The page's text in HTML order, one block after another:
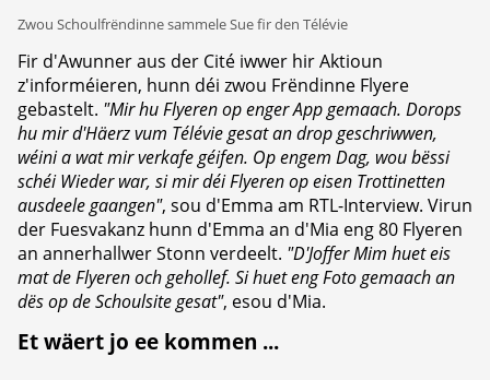
Zwou Schoulfrëndinne sammele Sue fir den Télévie
Fir d'Awunner aus der Cité iwwer hir Aktioun
z'informéieren, hunn déi zwou Frëndinne Flyere
gebastelt. "Mir hu Flyeren op enger App gemaach. Dorops
hu mir d'Häerz vum Télévie gesat an drop geschriwwen,
wéini a wat mir verkafe géifen. Op engem Dag, wou bëssi
schéi Wieder war, si mir déi Flyeren op eisen Trottinetten
ausdeele gaangen", sou d'Emma am RTL-Interview. Virun
der Fuesvakanz hunn d'Emma an d'Mia eng 80 Flyeren
an annerhallwer Stonn verdeelt. "D'Joffer Mim huet eis
mat de Flyeren och gehollef. Si huet eng Foto gemaach an
dës op de Schoulsite gesat", esou d'Mia.
Et wäert jo ee kommen ...